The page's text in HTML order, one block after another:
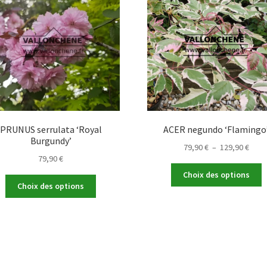
PRUNUS serrulata ‘Royal
Burgundy’
79,90€
Choix des options
ACER negundo
79,90€ – 129,90€Plage
prix :
79,90
Choix des options